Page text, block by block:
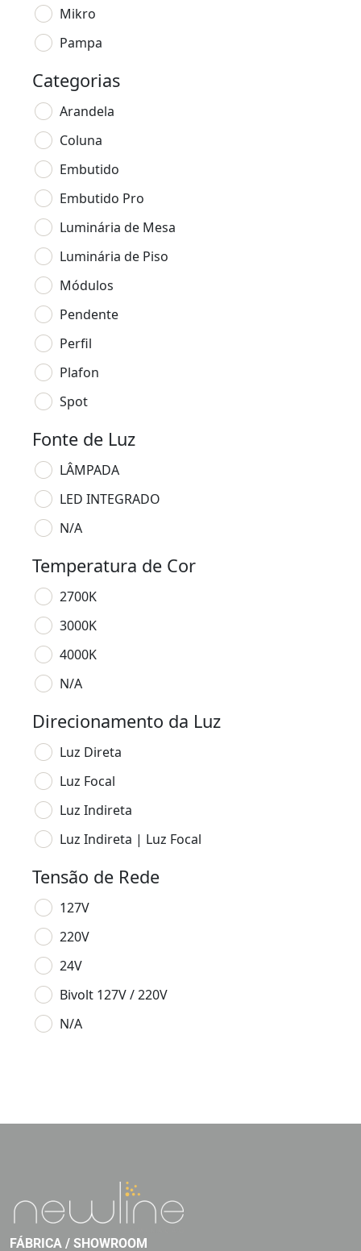
Mikro
Pampa
Categorias
Arandela
Coluna
Embutido
Embutido Pro
Luminária de Mesa
Luminária de Piso
Módulos
Pendente
Perfil
Plafon
Spot
Fonte de Luz
LÂMPADA
LED INTEGRADO
N/A
Temperatura de Cor
2700K
3000K
4000K
N/A
Direcionamento da Luz
Luz Direta
Luz Focal
Luz Indireta
Luz Indireta | Luz Focal
Tensão de Rede
127V
220V
24V
Bivolt 127V / 220V
N/A
FÁBRICA / SHOWROOM